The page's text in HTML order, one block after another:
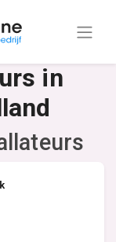
in